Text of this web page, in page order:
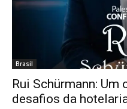
Brasil
Rui Schürmann: Um
desafios da